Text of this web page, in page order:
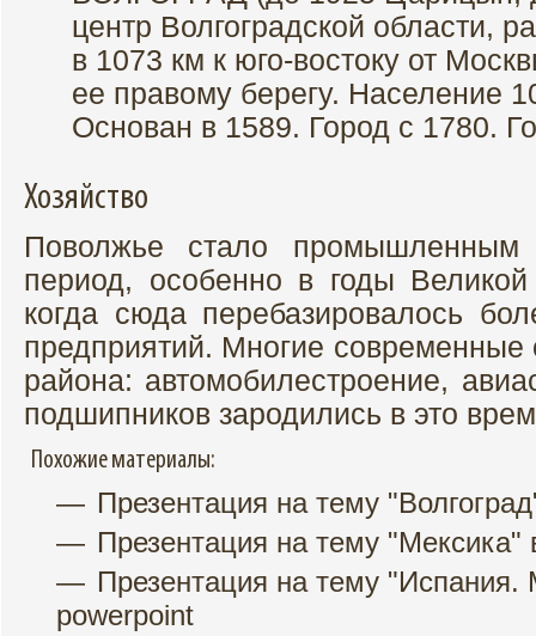
центр Волгоградской области,
в 1073 км к юго-востоку от
ее правому берегу. Население
Основан в 1589. Город с 1780.
Хозяйство
Поволжье стало промышленным
период, особенно в годы
когда сюда перебазировалось
предприятий. Многие современные
района: автомобилестроение,
подшипников зародились в это
Похожие материалы:
Презентация на тему
Презентация на тему
Презентация на тему
powerpoint